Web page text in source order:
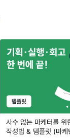
사수 없는 마케터를 위
작성법 & 템플릿 (마